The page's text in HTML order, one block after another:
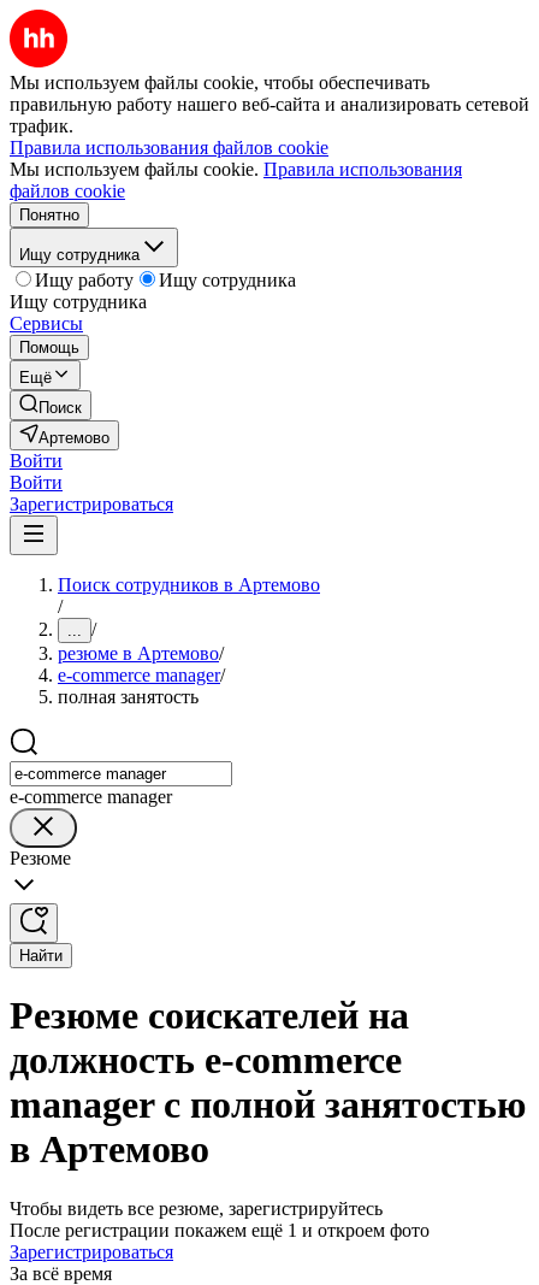
Мы используем файлы cookie, чтобы обеспечивать
правильную работу нашего веб-сайта и анализировать сетевой
трафик.
Правила использования файлов cookie
Мы используем файлы cookie. Правила использования
файлов cookie
Понятно
Ищу сотрудника
Ищу работу
Ищу сотрудника
Ищу сотрудника
Сервисы
Помощь
Ещё
Поиск
Артемово
Войти
Войти
Зарегистрироваться
Поиск сотрудников в Артемово
/
... /
резюме в Артемово/
e-commerce manager/
полная занятость
e-commerce manager
Резюме
Найти
Резюме соискателей на
должность e-commerce
manager с полной занятостью
в Артемово
Чтобы видеть все резюме, зарегистрируйтесь
После регистрации покажем ещё 1 и откроем фото
Зарегистрироваться
За всё время